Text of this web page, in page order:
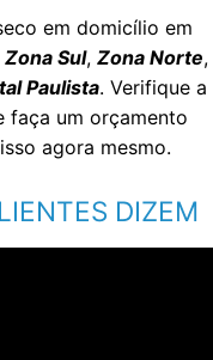
em domicílio em
Zona Sul, Zona Norte,
Paulista. Verifique a
faça um orçamento
agora mesmo.
DIZEM